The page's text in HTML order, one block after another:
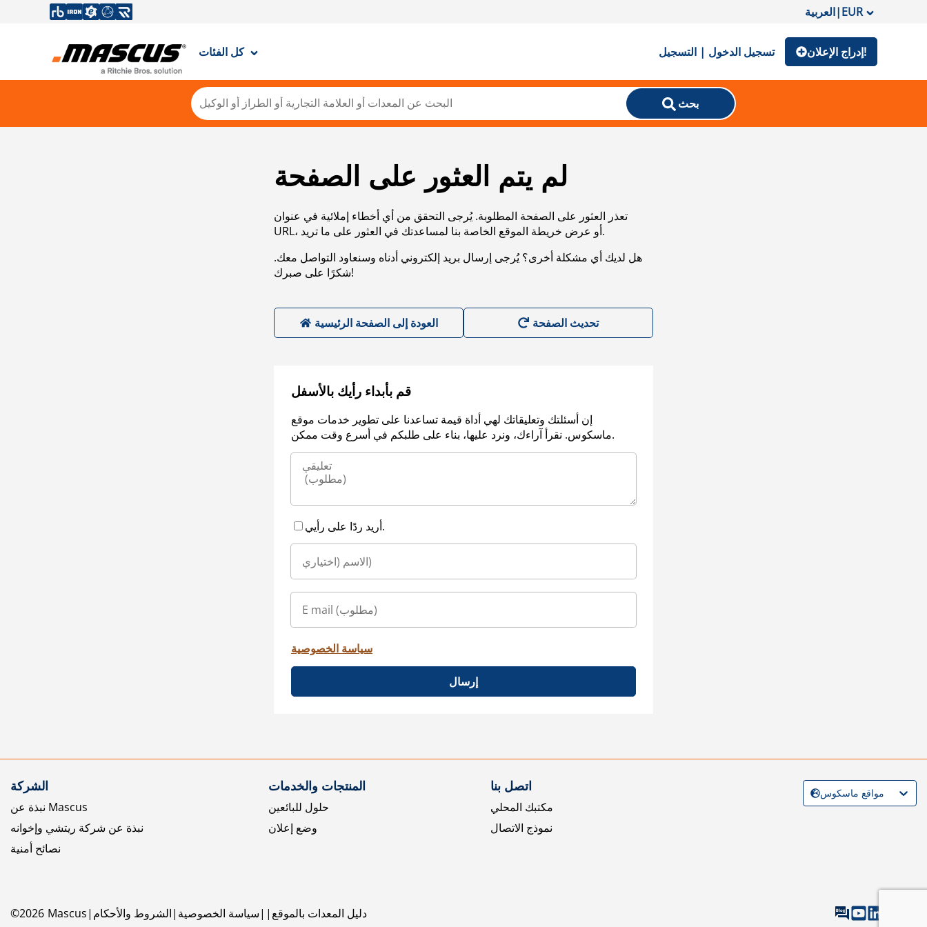
العربية|EUR
كل الفئات تسجيل الدخول | التسجيل إدراج الإعلان!
بحث
لم يتم العثور على الصفحة
تعذر العثور على الصفحة المطلوبة. يُرجى التحقق من أي أخطاء إملائية في عنوان
URL، أو عرض خريطة الموقع الخاصة بنا لمساعدتك في العثور على ما تريد.
هل لديك أي مشكلة أخرى؟ يُرجى إرسال بريد إلكتروني أدناه وسنعاود التواصل معك.
شكرًا على صبرك!
العودة إلى الصفحة الرئيسية
قم بأبداء رأيك بالأسفل
إن أسئلتك وتعليقاتك لهي أداة قيمة تساعدنا على تطوير خدمات موقع
ماسكوس. نقرأ آراءك، ونرد عليها، بناء على طلبكم في أسرع وقت ممكن.
أريد ردًا على رأيي.
سياسة الخصوصية
إرسال
الشركة
نبذة عن Mascus
نبذة عن شركة ريتشي وإخوانه
نصائح أمنية
المنتجات والخدمات
حلول للبائعين
وضع إعلان
اتصل بنا
مكتبك المحلي
نموذج الاتصال
©2026 Mascus الشروط والأحكام سياسة الخصوصية دليل المعدات بالموقع
مواقع ماسكوس